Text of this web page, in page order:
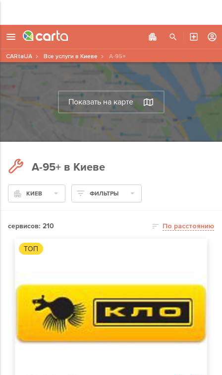
Показать на карте
CARtaUA Все услуги в Киеве А-95+
А-95+ в Киеве
КИЕВ ФИЛЬТРЫ
сервисов: 210 По расстоянию
ТОП